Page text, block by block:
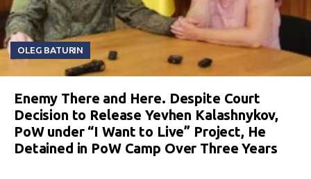
OLEG BATURIN
Enemy There and Here. Despite Court
Decision to Release Yevhen Kalashnykov,
PoW under “I Want to Live” Project, He
Detained in PoW Camp Over Three Years